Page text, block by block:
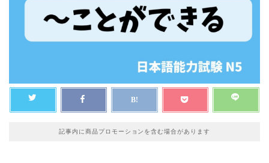
記事内に商品プロモーションを含む場合があります